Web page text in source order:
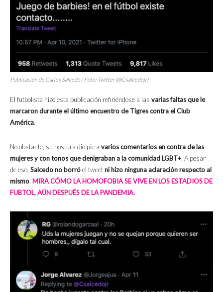
Publicación de Carlos Salcedo / Foto: Twitter (@Csalcedojr)
El futbolista hizo esta publicación refiriéndose a las varias faltas que le
marcaron durante el último encuentro de Tigres contra el Club
América.
No obstante, su postura dio pie a varios comentarios en contra de las
mujeres y con tonos que denigraban a la comunidad LGBT+. A pesar
de eso, Salcedo no borróel tweetni hizo ninguna aclaración respecto al
mismo. MIRA CÓMO LA HOMOFOBIA SE VIVE EN LOS ESTADIOS DE
FUBTOL, AÚN DESPUÉS DE LA PANDEMIA.